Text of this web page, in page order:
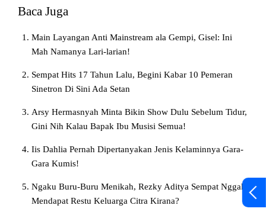
Baca Juga
Main Layangan Anti Mainstream ala Gempi, Gisel: Ini
Mah Namanya Lari-larian!
Sempat Hits 17 Tahun Lalu, Begini Kabar 10 Pemeran
Sinetron Di Sini Ada Setan
Arsy Hermasnyah Minta Bikin Show Dulu Sebelum Tidur,
Gini Nih Kalau Bapak Ibu Musisi Semua!
Iis Dahlia Pernah Dipertanyakan Jenis Kelaminnya Gara-
Gara Kumis!
Ngaku Buru-Buru Menikah, Rezky Aditya Sempat Nggak
Mendapat Restu Keluarga Citra Kirana?